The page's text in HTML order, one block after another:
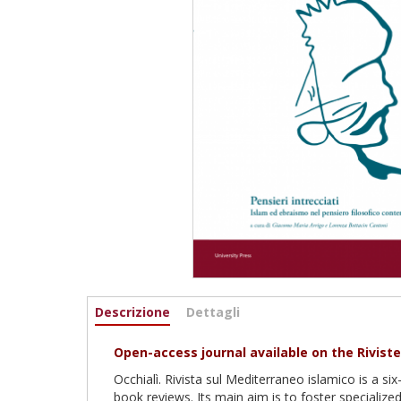
Informazioni
Descrizione (scheda
Dettagli
Open-access journal available on the
Occhialì. Rivista sul Mediterraneo islamico is a
book reviews. Its main aim is to foster